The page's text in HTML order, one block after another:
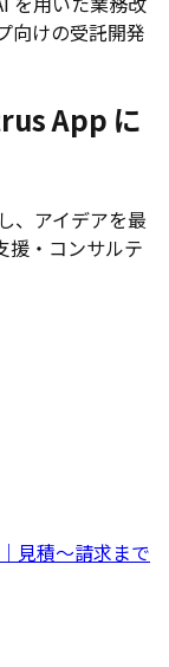
向けの受託開発
App に
、アイデアを最
援・コンサルテ
見積〜請求まで